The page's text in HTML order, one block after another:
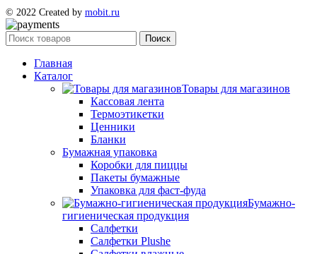
© 2022 Created by mobit.ru
Поиск
Главная
Каталог
Товары для магазинов
Кассовая лента
Термоэтикетки
Ценники
Бланки
Бумажная упаковка
Коробки для пиццы
Пакеты бумажные
Упаковка для фаст-фуда
Бумажно-
гигиеническая продукция
Салфетки
Салфетки Plushe